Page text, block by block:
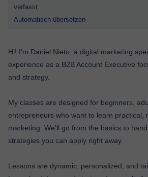
verfasst.
Automatisch übersetzen
Hi! I'm Daniel Nieto, a digital marketing
experience as a B2B Account Executive
and strategy.
My classes are designed for beginners,
entrepreneurs who want to learn practical,
marketing. We'll go from the basics to
strategies you can apply right away.
Lessons are dynamic, personalized, and